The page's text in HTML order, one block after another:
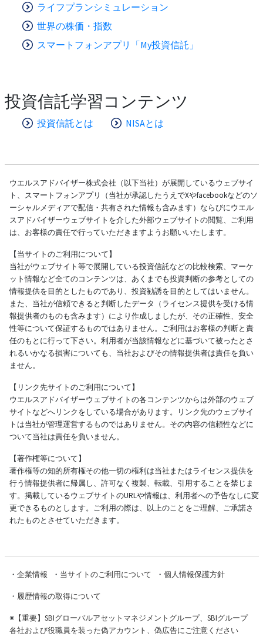
ライフプランシミュレーション
世界の株価・指数
スマートフォンアプリ「My投資信託」
投資信託学習コンテンツ
投資信託とは NISAとは
ウエルスアドバイザー株式会社（以下当社）が展開しているウェブサイ
ト、スマートフォンアプリ（当社が承認したうえでXやfacebookなどのソ
ーシャルメディアで配信・共有された情報も含みます）ならびにウエル
スアドバイザーウェブサイトを介した外部ウェブサイトの閲覧、ご利用
は、お客様の責任で行っていただきますようお願いいたします。
【当サイトのご利用について】
当社がウェブサイト等で展開している投資信託などの比較検索、マーケ
ット情報など全てのコンテンツは、あくまでも投資判断の参考としての
情報提供を目的としたものであり、投資勧誘を目的としてはいません。
また、当社が信頼できると判断したデータ（ライセンス提供を受ける情
報提供者のものも含みます）により作成しましたが、その正確性、安全
性等について保証するものではありません。ご利用はお客様の判断と責
任のもとに行って下さい。利用者が当該情報などに基づいて被ったとさ
れるいかなる損害についても、当社およびその情報提供者は責任を負い
ません。
【リンク先サイトのご利用について】
ウエルスアドバイザーウェブサイトの各コンテンツからは外部のウェブ
サイトなどへリンクをしている場合があります。リンク先のウェブサイ
トは当社が管理運営するものではありません。その内容の信頼性などに
ついて当社は責任を負いません。
【著作権等について】
著作権等の知的所有権その他一切の権利は当社またはライセンス提供を
行う情報提供者に帰属し、許可なく複製、転載、引用することを禁じま
す。掲載しているウェブサイトのURLや情報は、利用者への予告なしに変
更できるものとします。ご利用の際は、以上のことをご理解、ご承諾さ
れたものとさせていただきます。
・ 企業情報 ・ 当サイトのご利用について ・ 個人情報保護方針
・ 履歴情報の取得について
※【重要】SBIグローバルアセットマネジメントグループ、SBIグループ
各社および役職員を装った偽アカウント、偽広告にご注意ください